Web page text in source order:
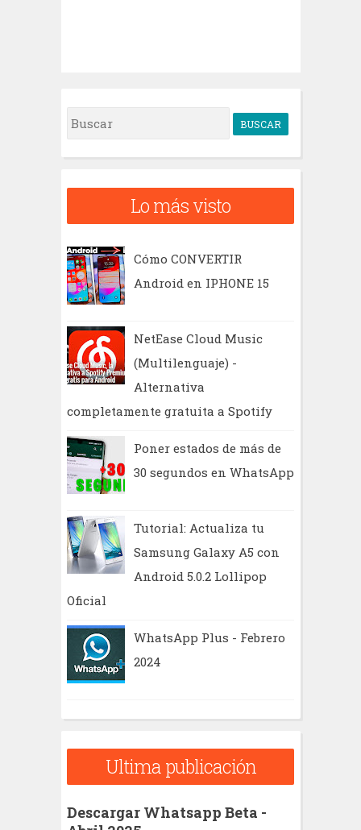
B
u
c
Lo más visto
Cómo CONVERTIR
Android en IPHONE 15
NetEase Cloud Music
(Multilenguaje) -
Alternativa
completamente gratuita a Spotify
Poner estados de más de
30 segundos en WhatsApp
Tutorial: Actualiza tu
Samsung Galaxy A5 con
Android 5.0.2 Lollipop
Oficial
WhatsApp Plus - Febrero
2024
Ultima publicación
Descargar Whatsapp Beta -